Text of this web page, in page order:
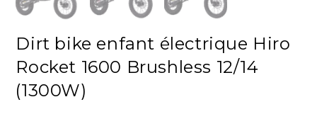
Dirt bike enfant électrique Hiro
Rocket 1600 Brushless 12/14
(1300W)